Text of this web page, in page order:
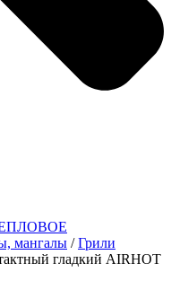
мангалы /Грили
гладкий AIRHOT